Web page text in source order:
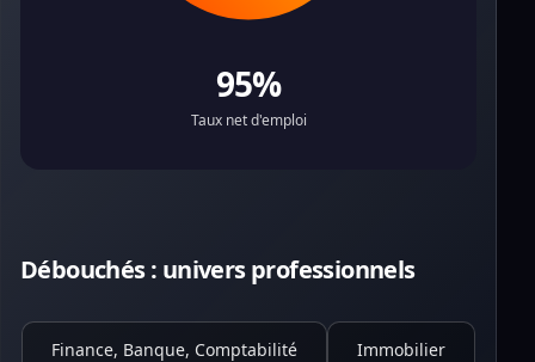
95%
Taux net d'emploi
Débouchés : univers professionnels
Finance, Banque, Comptabilité Immobilier